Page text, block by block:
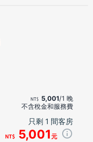
5,001/1 晚
不含稅金和服務費
只剩 1 間客房
5,001 元